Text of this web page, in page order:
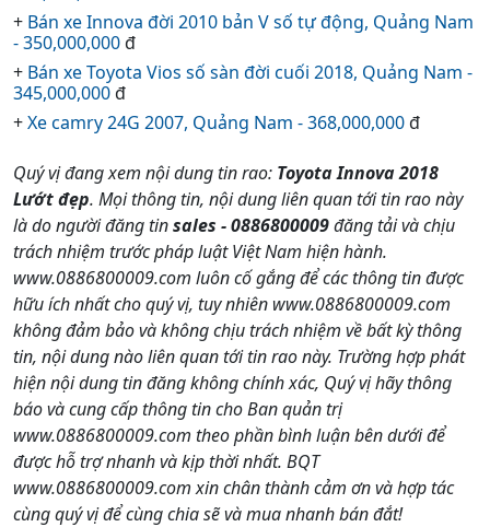
+ Bán xe Innova đời 2010 bản V số tự động, Quảng Nam
- 350,000,000đ
+ Bán xe Toyota Vios số sàn đời cuối 2018, Quảng Nam -
345,000,000đ
+Xe camry 24G 2007, Quảng Nam - 368,000,000đ
Quý vị đang xem nội dung tin rao: Toyota Innova 2018
Lướt đẹp. Mọi thông tin, nội dung liên quan tới tin rao này
là do người đăng tinsales - 0886800009đăng tải và chịu
trách nhiệm trước pháp luật Việt Nam hiện hành.
www.0886800009.com luôn cố gắng để các thông tin được
hữu ích nhất cho quý vị, tuy nhiên www.0886800009.com
không đảm bảo và không chịu trách nhiệm về bất kỳ thông
tin, nội dung nào liên quan tới tin rao này. Trường hợp phát
hiện nội dung tin đăng không chính xác, Quý vị hãy thông
báo và cung cấp thông tin cho Ban quản trị
www.0886800009.com theo phần bình luận bên dưới để
được hỗ trợ nhanh và kịp thời nhất. BQT
www.0886800009.com xin chân thành cảm ơn và hợp tác
cùng quý vị để cùng chia sẽ và mua nhanh bán đắt!